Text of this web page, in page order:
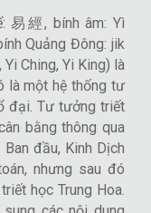
易經, bính âm: Yì
Quảng Đông: jik
Ching, Yi King) là
là một hệ thống tư
đại. Tư tưởng triết
bằng thông qua
đầu, Kinh Dịch
nhưng sau đó
học Trung Hoa.